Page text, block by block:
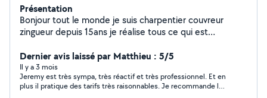
Présentation
Bonjour tout le monde je suis charpentier couvreur
zingueur depuis 15ans je réalise tous ce qui est
couverture , création de velux , gouttières zinc,
entourage de cheminée, habillage bandeaux).
Dernier avis laissé par Matthieu : 5/5
Il y a 3 mois
Jeremy est très sympa, très réactif et très professionnel. Et en
plus il pratique des tarifs très raisonnables. Je recommande les